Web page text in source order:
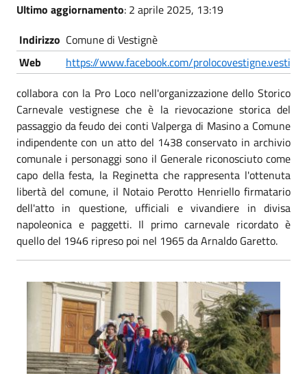
Ultimo aggiornamento: 2 aprile 2025, 13:19
Nome Descrizione
Indirizzo Comune di Vestignè
Web
https://www.facebook.com/
collabora con la Pro Loco nell'organizzazione dello Storico
Carnevale vestignese che è la rievocazione storica del
passaggio da feudo dei conti Valperga di Masino a Comune
indipendente con un atto del 1438 conservato in archivio
comunale i personaggi sono il Generale riconosciuto come
capo della festa, la Reginetta che rappresenta l'ottenuta
libertà del comune, il Notaio Perotto Henriello firmatario
dell'atto in questione, ufficiali e vivandiere in divisa
napoleonica e paggetti. Il primo carnevale ricordato è
quello del 1946 ripreso poi nel 1965 da Arnaldo Garetto.
Carnevale 1